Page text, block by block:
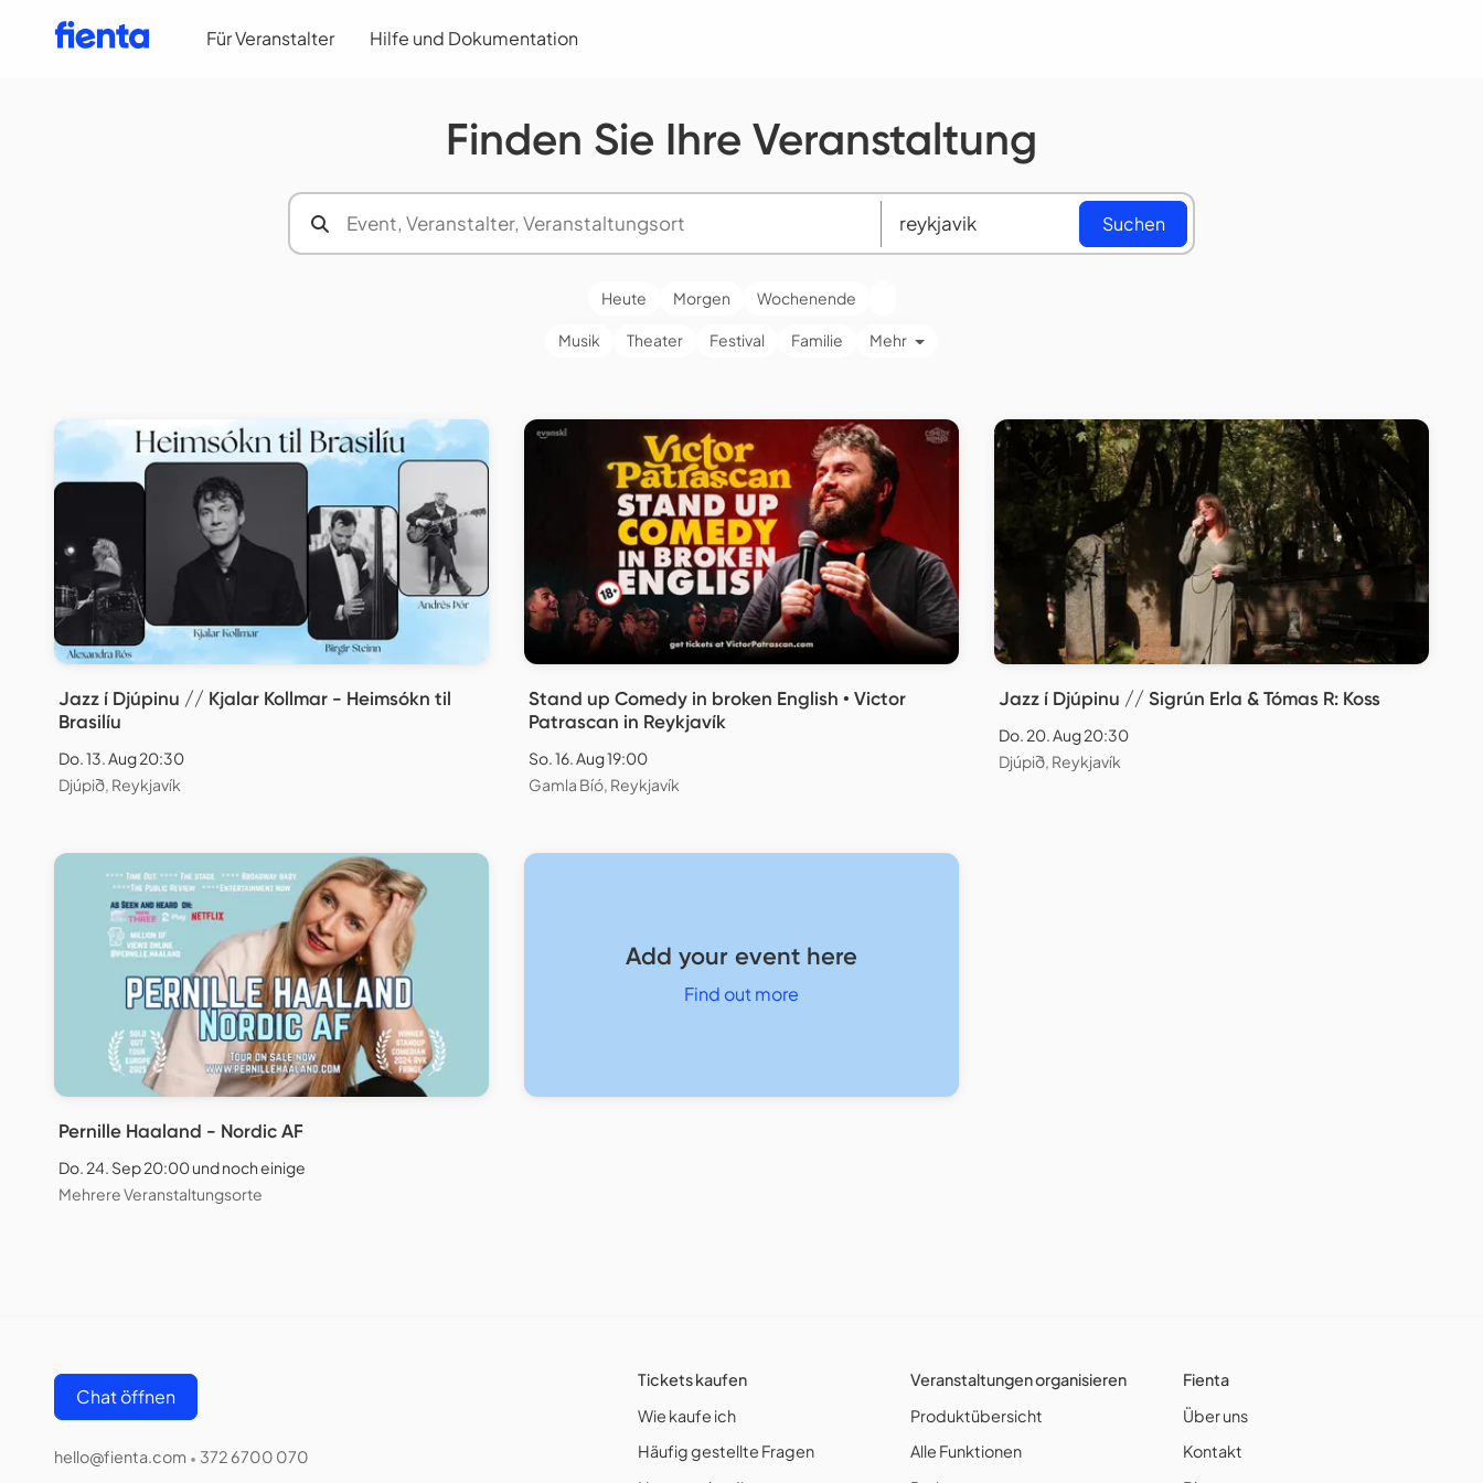
Für Veranstalter Hilfe und Dokumentation
Finden Sie Ihre Veranstaltung
Suchen
Heute Morgen Wochenende
Musik Theater Festival Familie Mehr
Jazz í Djúpinu // Kjalar Kollmar - Heimsókn til
Brasilíu
Do. 13. Aug 20:30
Djúpið, Reykjavík
Stand up Comedy in broken English • Victor
Patrascan in Reykjavík
So. 16. Aug 19:00
Gamla Bíó, Reykjavík
Jazz í Djúpinu // Sigrún Erla & Tómas R: Koss
Do. 20. Aug 20:30
Djúpið, Reykjavík
Pernille Haaland - Nordic AF
Do. 24. Sep 20:00 und noch einige
Mehrere Veranstaltungsorte
Add your event here
Find out more
Chat öffnen
hello@fienta.com • 372 6700 070
Tickets kaufen
Wie kaufe ich
Häufig gestellte Fragen
Veranstaltungen organisieren
Produktübersicht
Alle Funktionen
Fienta
Über uns
Kontakt